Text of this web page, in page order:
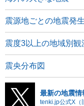
震源地ごとの地震発
震度3以上の地域別観
震央分布図
最新の地震情
tenki.jp公式X（